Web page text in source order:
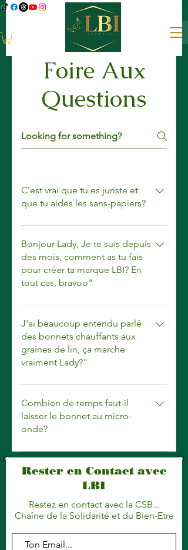
Foire Aux
Questions
C'est vrai que tu es juriste et
que tu aides les sans-papiers?
Bonjour, Oui, car je leur expliques,
les informe et vous sensibilse sur
les questions liées à la
régularisation des étrangers en
France.
Bonjour Lady, Je te suis depuis
des mois, comment as tu fais
pour créer ta marque LBI? En
tout cas, bravoo"
c,'est le fruit d'un long parcours
parsemé d'embuches! j'aurai
l'occasion d'aller dans les détails.
J'ai beaucoup entendu parlé
des bonnets chauffants aux
graines de lin, ça marche
vraiment Lady?"
Oui très bien! il travaille en
profondeur sur la fibre capillaire, la
stimule et favorise sa pousse plus
rapidement.
Combien de temps faut-il
laisser le bonnet au micro-
onde?
Pas plus de deux minutes.
Rester en Contact avec
LBI
Restez en contact avec la CSB...
Chaîne de la Solidarité et du Bien-Etre